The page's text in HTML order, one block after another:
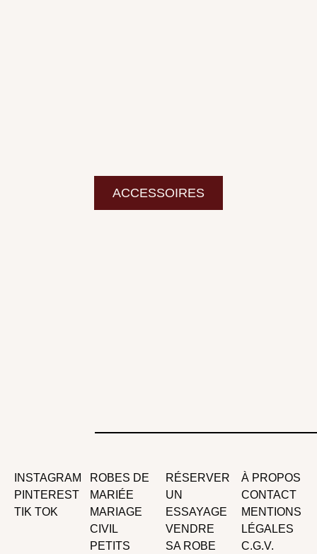
ACCESSOIRES
INSTAGRAM
PINTEREST
TIK TOK
ROBES DE
MARIÉE
MARIAGE
CIVIL
PETITS
RÉSERVER
UN
ESSAYAGE
VENDRE
SA ROBE
À PROPOS
CONTACT
MENTIONS
LÉGALES
C.G.V.